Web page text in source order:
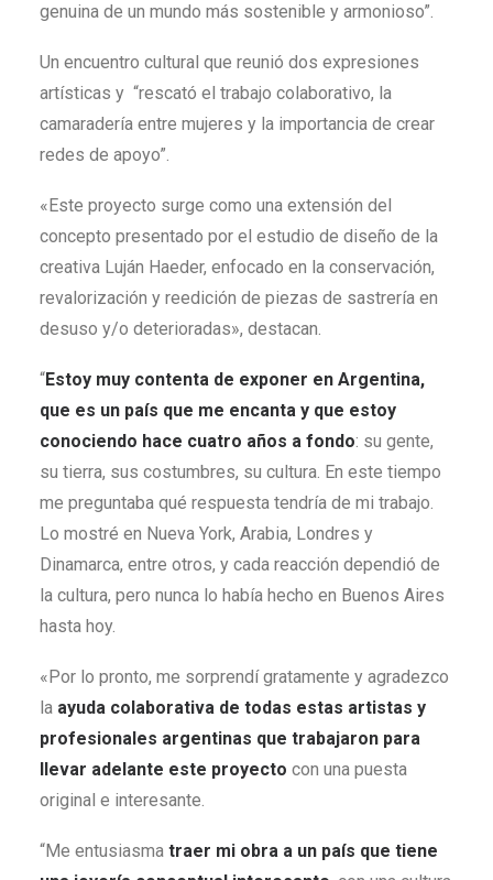
genuina de un mundo más sostenible y armonioso”.
Un encuentro cultural que reunió dos expresiones
artísticas y “rescató el trabajo colaborativo, la
camaradería entre mujeres y la importancia de crear
redes de apoyo”.
«Este proyecto surge como una extensión del
concepto presentado por el estudio de diseño de la
creativa Luján Haeder, enfocado en la conservación,
revalorización y reedición de piezas de sastrería en
desuso y/o deterioradas», destacan.
“Estoy muy contenta de exponer en Argentina,
que es un país que me encanta y que estoy
conociendo hace cuatro años a fondo: su gente,
su tierra, sus costumbres, su cultura. En este tiempo
me preguntaba qué respuesta tendría de mi trabajo.
Lo mostré en Nueva York, Arabia, Londres y
Dinamarca, entre otros, y cada reacción dependió de
la cultura, pero nunca lo había hecho en Buenos Aires
hasta hoy.
«Por lo pronto, me sorprendí gratamente y agradezco
la ayuda colaborativa de todas estas artistas y
profesionales argentinas que trabajaron para
llevar adelante este proyecto con una puesta
original e interesante.
“Me entusiasma traer mi obra a un país que tiene